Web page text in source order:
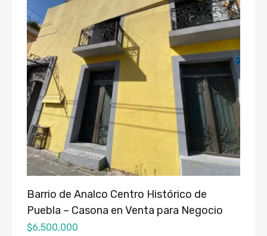
Barrio de Analco Centro Histórico de
Puebla – Casona en Venta para Negocio
$6,500,000